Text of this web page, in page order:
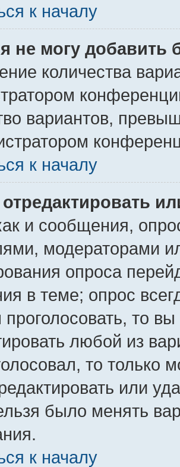
к началу
не могу добавить
количества
вариантов,
к началу
и сообщения,
модераторами
опроса
в теме; опрос
проголосовать, то
любой из
то только
или
было менять
к началу